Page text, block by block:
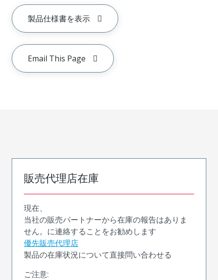
製品仕様書を表示
Email This Page
販売代理店在庫
現在、
当社の販売パートナーから在庫の報告はありま
せん。に連絡することをお勧めします
優先販売代理店
製品の在庫状況について直接問い合わせる
ご注意: